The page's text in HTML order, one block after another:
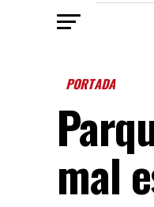
PORTADA
mal